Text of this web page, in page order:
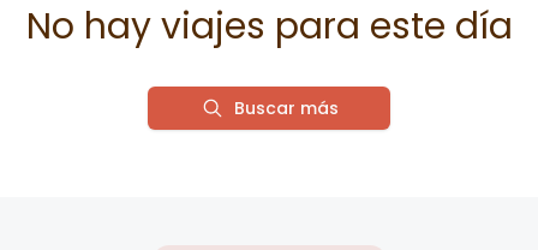
No hay viajes para este día
Buscar más